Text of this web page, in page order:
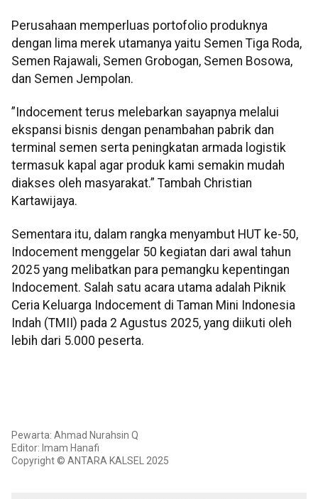
Perusahaan memperluas portofolio produknya
dengan lima merek utamanya yaitu Semen Tiga Roda,
Semen Rajawali, Semen Grobogan, Semen Bosowa,
dan Semen Jempolan.
”Indocement terus melebarkan sayapnya melalui
ekspansi bisnis dengan penambahan pabrik dan
terminal semen serta peningkatan armada logistik
termasuk kapal agar produk kami semakin mudah
diakses oleh masyarakat.” Tambah Christian
Kartawijaya.
Sementara itu, dalam rangka menyambut HUT ke-50,
Indocement menggelar 50 kegiatan dari awal tahun
2025 yang melibatkan para pemangku kepentingan
Indocement. Salah satu acara utama adalah Piknik
Ceria Keluarga Indocement di Taman Mini Indonesia
Indah (TMII) pada 2 Agustus 2025, yang diikuti oleh
lebih dari 5.000 peserta.
Pewarta: Ahmad Nurahsin Q
Editor: Imam Hanafi
Copyright © ANTARA KALSEL 2025